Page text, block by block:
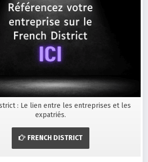
: Le lien entre les entreprises et les
expatriés.
FRENCH DISTRICT